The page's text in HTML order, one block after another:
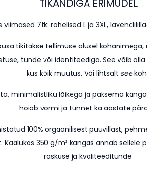
TIKANDIGA ERIMUDEL
viimased 7tk: rohelised L ja 3XL,
tikitakse tellimuse alusel kohanimega,
tunde või identiteediga. See võib olla
kus kõik muutus. Või lihtsalt see
minimalistliku lõikega ja paksema
hoiab vormi ja tunnet ka aastate
100% orgaanilisest puuvillast,
Kaalukas 350 g/m² kangas annab sellele
raskuse ja kvaliteeditunde.